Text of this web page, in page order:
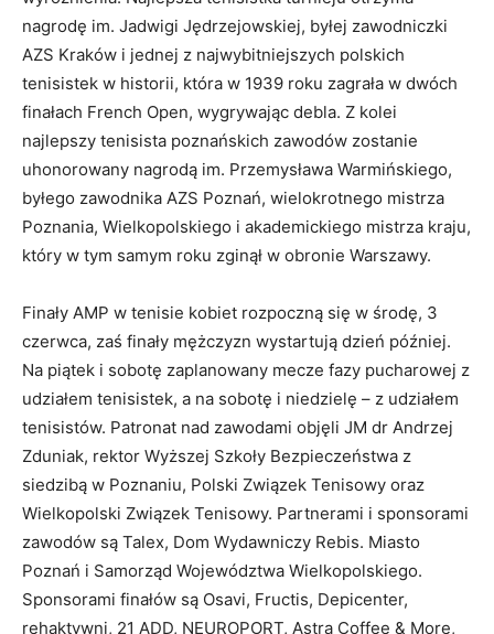
nagrodę im. Jadwigi Jędrzejowskiej, byłej zawodniczki
AZS Kraków i jednej z najwybitniejszych polskich
tenisistek w historii, która w 1939 roku zagrała w dwóch
finałach French Open, wygrywając debla. Z kolei
najlepszy tenisista poznańskich zawodów zostanie
uhonorowany nagrodą im. Przemysława Warmińskiego,
byłego zawodnika AZS Poznań, wielokrotnego mistrza
Poznania, Wielkopolskiego i akademickiego mistrza kraju,
który w tym samym roku zginął w obronie Warszawy.
Finały AMP w tenisie kobiet rozpoczną się w środę, 3
czerwca, zaś finały mężczyzn wystartują dzień później.
Na piątek i sobotę zaplanowany mecze fazy pucharowej z
udziałem tenisistek, a na sobotę i niedzielę – z udziałem
tenisistów. Patronat nad zawodami objęli JM dr Andrzej
Zduniak, rektor Wyższej Szkoły Bezpieczeństwa z
siedzibą w Poznaniu, Polski Związek Tenisowy oraz
Wielkopolski Związek Tenisowy. Partnerami i sponsorami
zawodów są Talex, Dom Wydawniczy Rebis. Miasto
Poznań i Samorząd Województwa Wielkopolskiego.
Sponsorami finałów są Osavi, Fructis, Depicenter,
rehaktywni, 21 ADD, NEUROPORT, Astra Coffee & More,